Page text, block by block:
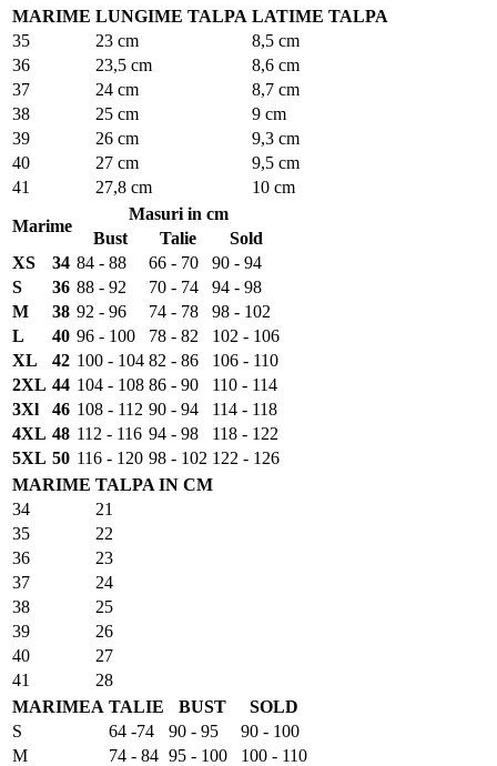
MARIME LUNGIME TALPA LATIME TALPA
35
23 cm
8,5 cm
36
23,5 cm
8,6 cm
37
24 cm
8,7 cm
38
25 cm
9 cm
39
26 cm
9,3 cm
40
27 cm
9,5 cm
41
27,8 cm 10 cm
Marime
Masuri in cm
Bust
Talie
Sold
XS
34 84 - 88 66 - 70
90 - 94
S
36 88 - 92 70 - 74
94 - 98
M
38 92 - 96 74 - 78
98 - 102
L
40 96 - 100 78 - 82
102 - 106
XL
42 100 - 104 82 - 86
106 - 110
2XL 44 104 - 108 86 - 90
110 - 114
3Xl
46 108 - 112 90 - 94
114 - 118
4XL 48 112 - 116 94 - 98
118 - 122
5XL 50 116 - 120 98 - 102 122 - 126
MARIME TALPA IN CM
34
21
35
22
36
23
37
24
38
25
39
26
40
27
41
28
MARIMEA TALIE BUST
SOLD
S
64 -74 90 - 95
90 - 100
M
74 - 84 95 - 100
100 - 110